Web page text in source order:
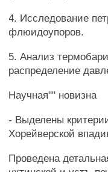
4. Исследование
флюидоупоров.
5. Анализ
распределение
Научная"" новизна
- Выделены
Хорейверской
Проведена